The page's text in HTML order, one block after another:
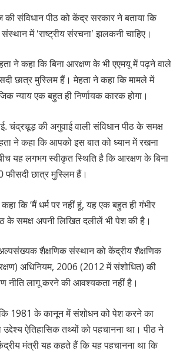
संविधान पीठ को केंद्र सरकार ने बताया कि
में ‘राष्ट्रीय संरचना’ झलकनी चाहिए।
ने कहा कि बिना आरक्षण के भी ‌एएमयू में पढ़ने वाले
छात्र मुस्लिम हैं। मेहता ने कहा कि मामले में
न्याय एक बहुत ही निर्णायक कारक होगा।
चंद्रचूड़ की अगुवाई वाली संविधान पीठ के समक्ष
ने कहा कि आपको इस बात को ध्यान में रखना
बीच यह लगभग स्वीकृत स्थिति है कि आरक्षण के बिना
फीसदी छात्र मुस्लिम हैं।
कि ‘मैं धर्म पर नहीं हूं, यह एक बहुत ही गंभीर
के समक्ष अपनी लिखित दलीलें भी पेश की है।
शैक्षणिक संस्थान को केंद्रीय शैक्षणिक
अधिनियम, 2006 (2012 में संशोधित) की
नीति लागू करने की आवश्यकता नहीं है।
कि 1981 के कानून में संशोधन को पेश करने का
ऐतिहासिक तथ्यों को पहचानना था। पीठ ने
मंत्री यह कहते हैं कि यह पहचानना था कि